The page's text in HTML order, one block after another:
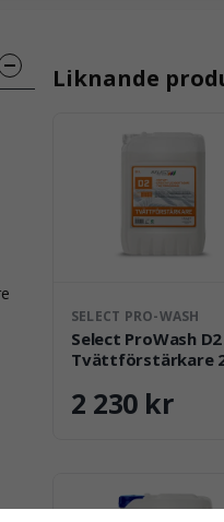
Liknande
SELECT PRO-WASH
Select ProWash D2
Tvättförstärkare
2 230 kr